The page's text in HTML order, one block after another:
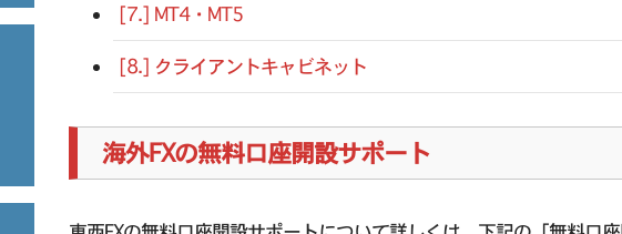
[7.] MT4・MT5
[8.] クライアントキャビネット
海外FXの無料口座開設サポート